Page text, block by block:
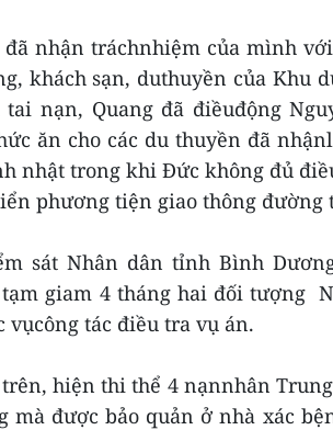
đã nhận tráchnhiệm của mình
khách sạn, duthuyền của Khu
nạn, Quang đã điềuđộng
ăn cho các du thuyền đã
nhật trong khi Đức không đủ
phương tiện giao thông đường
sát Nhân dân tỉnh Bình
giam 4 tháng hai đối tượng
vụcông tác điều tra vụ án.
hiện thi thể 4 nạnnhân
mà được bảo quản ở nhà xác